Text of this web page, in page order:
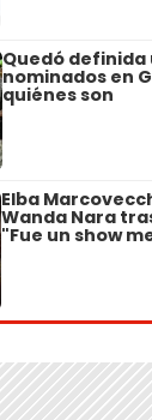
Quedó definida
nominados en
quiénes son
Elba
Wanda Nara
"Fue un show